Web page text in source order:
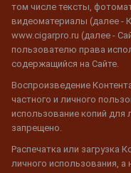
том числе тексты,
видеоматериалы (далее -
www.cigarpro.ru (далее -
пользователю права
содержащийся на Сайте.
Воспроизведение
частного и личного
использование копий для
запрещено.
Распечатка или загрузка
личного использования, а